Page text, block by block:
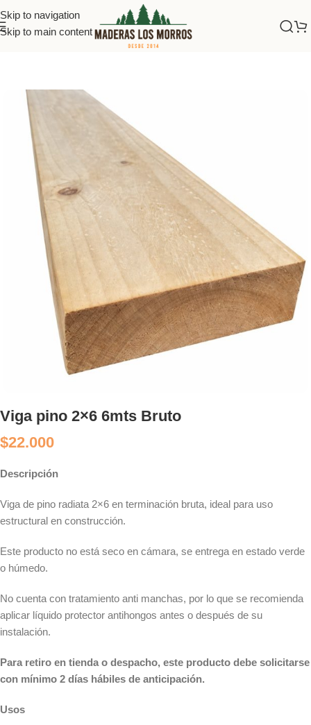
Skip to navigation
Skip to main content
Viga pino 2×6 6mts Bruto
$22.000
Descripción
Viga de pino radiata 2×6 en terminación bruta, ideal para uso
estructural en construcción.
Este producto no está seco en cámara, se entrega en estado verde
o húmedo.
No cuenta con tratamiento anti manchas, por lo que se recomienda
aplicar líquido protector antihongos antes o después de su
instalación.
Para retiro en tienda o despacho, este producto debe solicitarse
con mínimo 2 días hábiles de anticipación.
Usos